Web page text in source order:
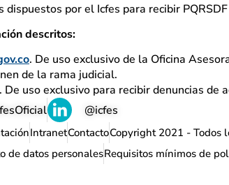
por el Icfes para recibir
descritos:
. De uso exclusivo de la Oficina
de la rama judicial.
. De uso exclusivo para recibir denuncias de
@icfes
IntranetContactoCopyright 2021 - Todos
de datos personalesRequisitos mínimos de